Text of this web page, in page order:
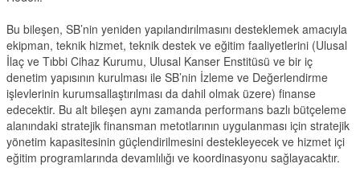
Bu bileşen, SB’nin yeniden yapılandırılmasını desteklemek amacıyla
ekipman, teknik hizmet, teknik destek ve eğitim faaliyetlerini (Ulusal
İlaç ve Tıbbi Cihaz Kurumu, Ulusal Kanser Enstitüsü ve bir iç
denetim yapısının kurulması ile SB’nin İzleme ve Değerlendirme
işlevlerinin kurumsallaştırılması da dahil olmak üzere) finanse
edecektir. Bu alt bileşen aynı zamanda performans bazlı bütçeleme
alanındaki stratejik finansman metotlarının uygulanması için stratejik
yönetim kapasitesinin güçlendirilmesini destekleyecek ve hizmet içi
eğitim programlarında devamlılığı ve koordinasyonu sağlayacaktır.